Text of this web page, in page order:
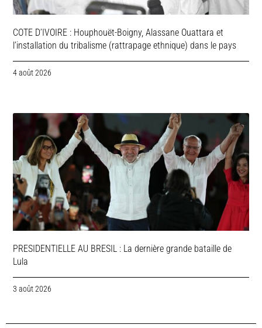
COTE D’IVOIRE : Houphouët-Boigny, Alassane Ouattara et
l’installation du tribalisme (rattrapage ethnique) dans le pays
4 août 2026
PRESIDENTIELLE AU BRESIL : La dernière grande bataille de
Lula
3 août 2026